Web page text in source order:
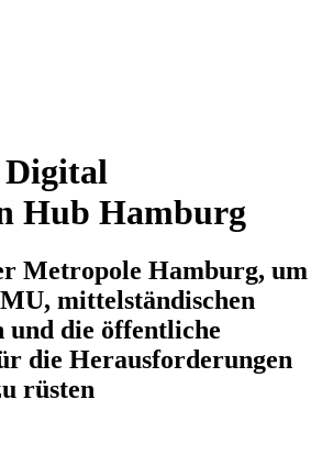
Digital
Hub Hamburg
Metropole Hamburg, um
mittelständischen
und die öffentliche
die Herausforderungen
rüsten